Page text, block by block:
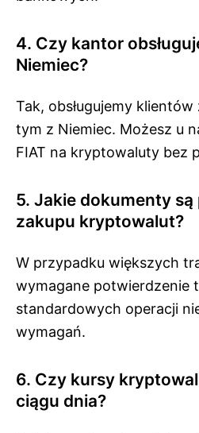
4. Czy kantor
Niemiec?
Tak, obsługujemy
tym z Niemiec. Możesz u
FIAT na kryptowaluty bez
5. Jakie dokumenty
zakupu kryptowalut?
W przypadku większych
wymagane potwierdzenie
standardowych operacji
wymagań.
6. Czy kursy
ciągu dnia?